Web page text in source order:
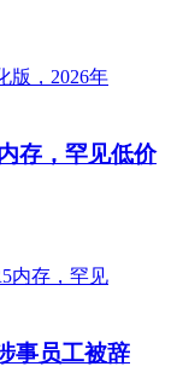
存，罕见低价
事员工被辞